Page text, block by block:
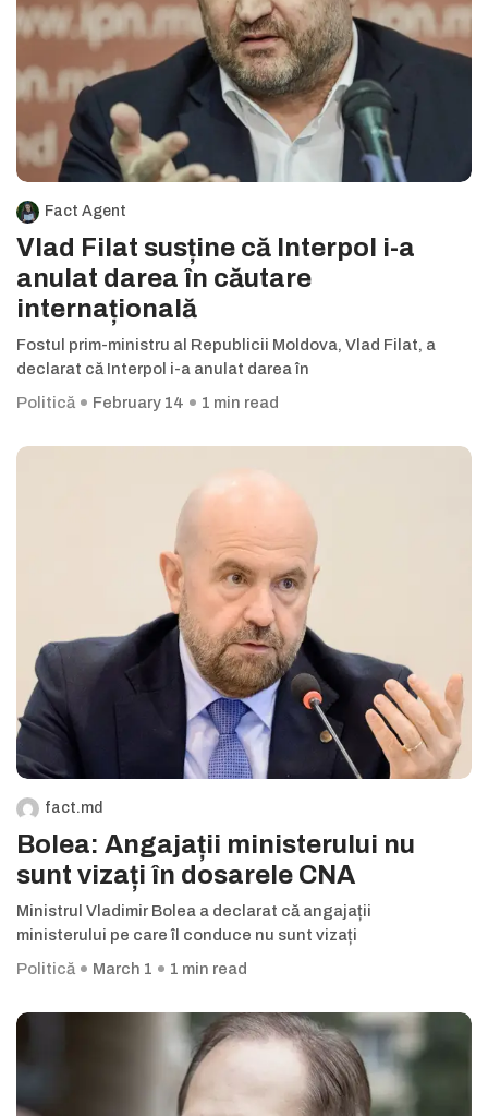
Fact Agent
Vlad Filat susține că Interpol i-a
anulat darea în căutare
internațională
Fostul prim-ministru al Republicii Moldova, Vlad Filat, a
declarat că Interpol i-a anulat darea în
Politică
February 14 1 min read
fact.md
Bolea: Angajații ministerului nu
sunt vizați în dosarele CNA
Ministrul Vladimir Bolea a declarat că angajații
ministerului pe care îl conduce nu sunt vizați
Politică
March 1 1 min read